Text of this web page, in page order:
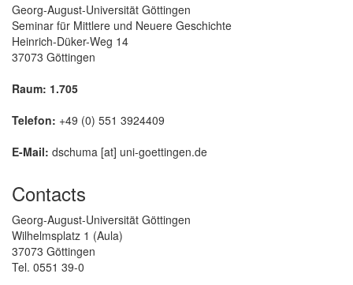
Georg-August-Universität Göttingen
Seminar für Mittlere und Neuere Geschichte
Heinrich-Düker-Weg 14
37073 Göttingen
Raum: 1.705
Telefon: +49 (0) 551 3924409
E-Mail: dschuma [at] uni-goettingen.de
Contacts
Georg-August-Universität Göttingen
Wilhelmsplatz 1 (Aula)
37073 Göttingen
Tel. 0551 39-0